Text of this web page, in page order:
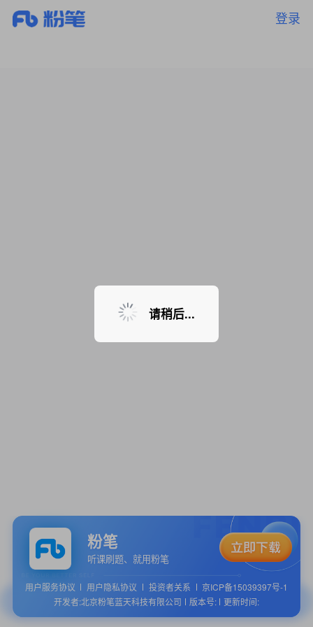
登录
暂无课程，敬请期待
粉笔
听课刷题、就用粉笔
用户服务协议 用户隐私协议 投资者关系
京ICP备15039397号-1
开发者:北京粉笔蓝天科技有限公司
版本号: 更新时间:
请稍后...